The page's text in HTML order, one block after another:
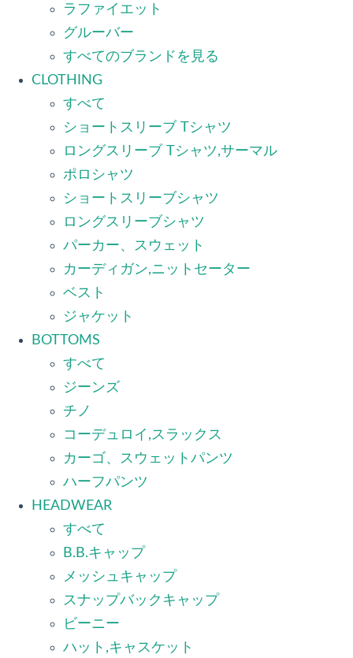
ラファイエット
グルーバー
すべてのブランドを見る
CLOTHING
すべて
ショートスリーブ Tシャツ
ロングスリーブ Tシャツ,サーマル
ポロシャツ
ショートスリーブシャツ
ロングスリーブシャツ
パーカー、スウェット
カーディガン,ニットセーター
ベスト
ジャケット
BOTTOMS
すべて
ジーンズ
チノ
コーデュロイ,スラックス
カーゴ、スウェットパンツ
ハーフパンツ
HEADWEAR
すべて
B.B.キャップ
メッシュキャップ
スナップバックキャップ
ビーニー
ハット,キャスケット